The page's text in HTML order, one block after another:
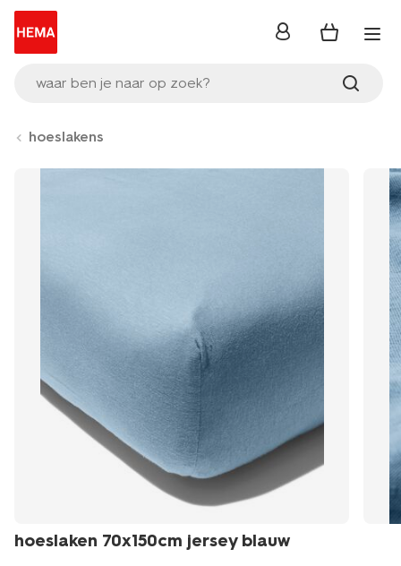
waar ben je naar op zoek?
inloggen
hoeslakens
hoeslaken 70x150cm jersey blauw